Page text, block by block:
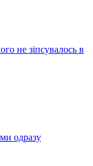
не зіпсувалось в
одразу